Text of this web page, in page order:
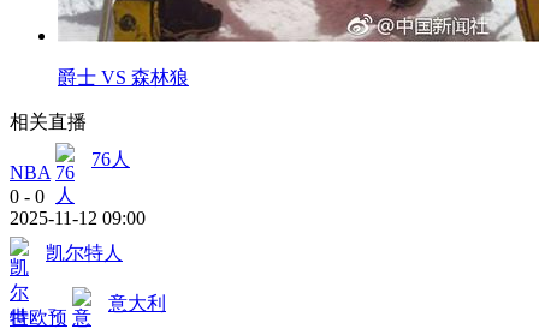
爵士 VS 森林狼
相关直播
NBA
76人
0 - 0
2025-11-12 09:00
凯尔特人
世欧预
意大利